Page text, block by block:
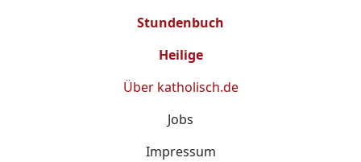
Stundenbuch
Heilige
Über katholisch.de
Jobs
Impressum